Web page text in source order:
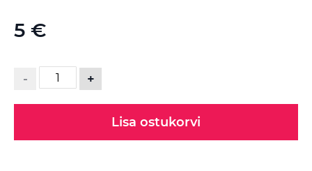
5 €
- +
Lisa ostukorvi
gallery